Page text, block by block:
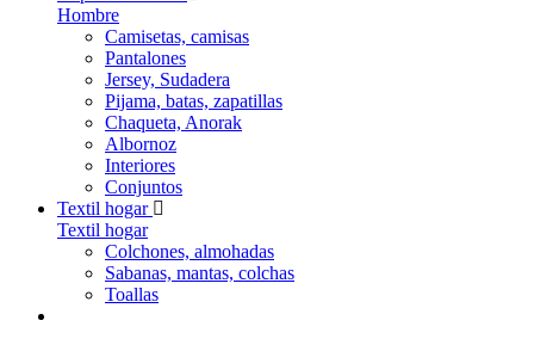
Hombre
Camisetas, camisas
Pantalones
Jersey, Sudadera
Pijama, batas, zapatillas
Chaqueta, Anorak
Albornoz
Interiores
Conjuntos
Textil hogar
Textil hogar
Colchones, almohadas
Sabanas, mantas, colchas
Toallas